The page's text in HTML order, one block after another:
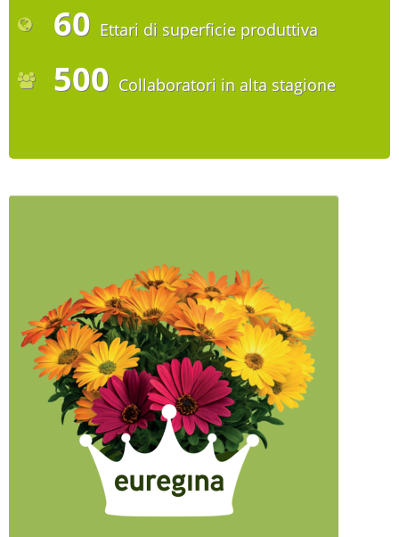
60 Ettari di superficie produttiva
500 Collaboratori in alta stagione